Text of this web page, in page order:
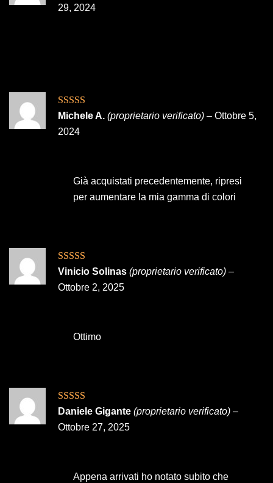
5
29, 2024
Valutato5su
5
Michele A. (proprietario verificato) – Ottobre 5,
2024
Già acquistati precedentemente, ripresi
per aumentare la mia gamma di colori
Valutato 5su
5
Vinicio Solinas (proprietario verificato) –
Ottobre 2, 2025
Ottimo
Valutato5su
5
Daniele Gigante (proprietario verificato) –
Ottobre 27, 2025
Appena arrivati ho notato subito che